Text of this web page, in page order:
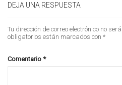
DEJA UNA RESPUESTA
Tu dirección de correo electrónico no
obligatorios están marcados con *
Comentario *